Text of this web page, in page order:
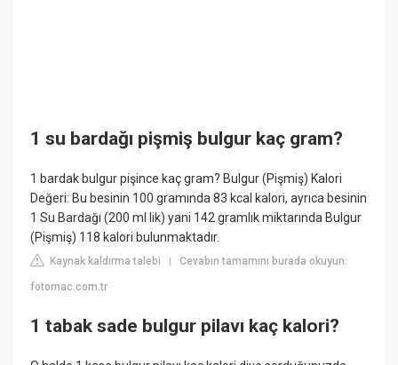
1 su bardağı pişmiş bulgur kaç gram?
1 bardak bulgur pişince kaç gram? Bulgur (Pişmiş) Kalori
Değeri: Bu besinin 100 gramında 83 kcal kalori, ayrıca besinin
1 Su Bardağı (200 ml lik) yani 142 gramlık miktarında Bulgur
(Pişmiş) 118 kalori bulunmaktadır.
Kaynak kaldırma talebi |Cevabın tamamını burada okuyun:
fotomac.com.tr
1 tabak sade bulgur pilavı kaç kalori?